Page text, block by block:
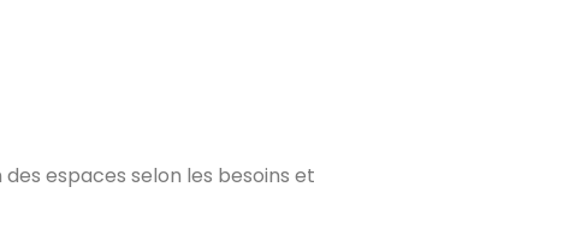
espaces selon les besoins et